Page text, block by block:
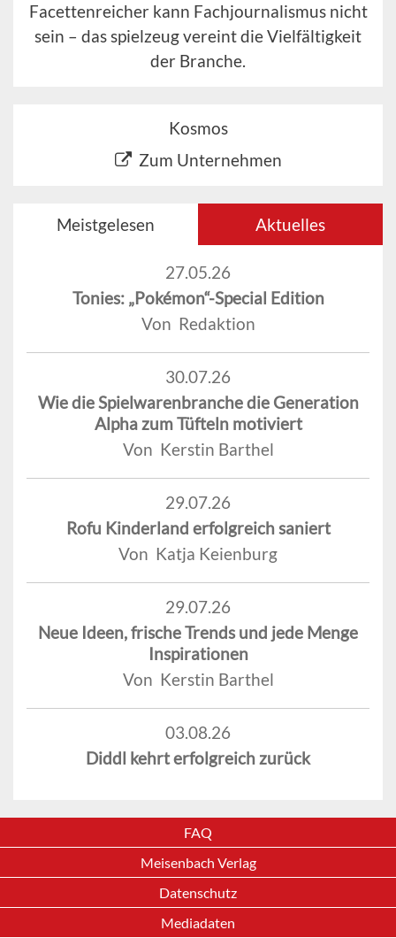
Facettenreicher kann Fachjournalismus nicht
sein – das spielzeug vereint die Vielfältigkeit
der Branche.
Kosmos
Zum Unternehmen
Meistgelesen Aktuelles
27.05.26
Tonies: „Pokémon“-Special Edition
Von Redaktion
30.07.26
Wie die Spielwarenbranche die Generation
Alpha zum Tüfteln motiviert
Von Kerstin Barthel
29.07.26
Rofu Kinderland erfolgreich saniert
Von Katja Keienburg
29.07.26
Neue Ideen, frische Trends und jede Menge
Inspirationen
Von Kerstin Barthel
03.08.26
Diddl kehrt erfolgreich zurück
FAQ
Meisenbach Verlag
Datenschutz
Mediadaten